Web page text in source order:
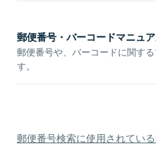
郵便番号・バーコードマニュ
郵便番号や、バーコードに関す
す。
郵便番号検索に使用されてい